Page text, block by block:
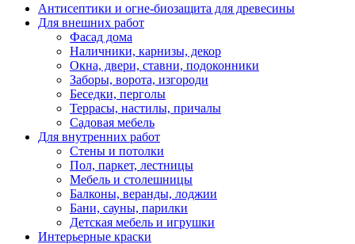
Антисептики и огне-биозащита для древесины
Для внешних работ
Фасад дома
Наличники, карнизы, декор
Окна, двери, ставни, подоконники
Заборы, ворота, изгороди
Беседки, перголы
Террасы, настилы, причалы
Садовая мебель
Для внутренних работ
Стены и потолки
Пол, паркет, лестницы
Мебель и столешницы
Балконы, веранды, лоджии
Бани, сауны, парилки
Детская мебель и игрушки
Интерьерные краски